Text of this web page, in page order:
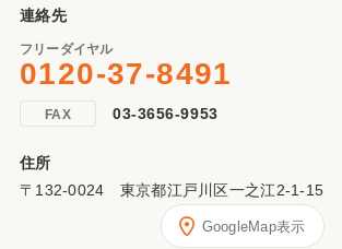
リフォームアイデアをご提案い
連絡先
フリーダイヤル
0120-37-8491
FAX 03-3656-9953
住所
〒132-0024 東京都江戸川区一之江2-1-15
GoogleMap表示